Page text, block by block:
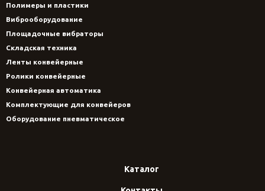
Полимеры и пластики
Виброоборудование
Площадочные вибраторы
Складская техника
Ленты конвейерные
Ролики конвейерные
Конвейерная автоматика
Комплектующие для конвейеров
Оборудование пневматическое
Каталог